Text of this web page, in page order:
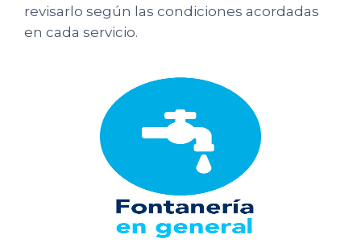
revisarlo según las condiciones acordadas
en cada servicio.